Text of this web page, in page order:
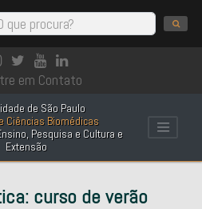
em Contato
de São Paulo
Ciências Biomédicas
Pesquisa e Cultura e
Extensão
curso de verão